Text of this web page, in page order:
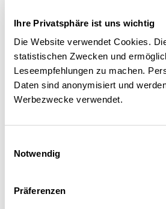
Ihre Privatsphäre ist uns wichtig
Die Website verwendet Cookies.
statistischen Zwecken und
Leseempfehlungen zu machen.
Daten sind anonymisiert und
Werbezwecke verwendet.
Notwendig
Präferenzen
seit Beginn der
international
Universitäten als
sind hingegen über
verbunden. Regionale
Verankerung und
Wirkung: Das war